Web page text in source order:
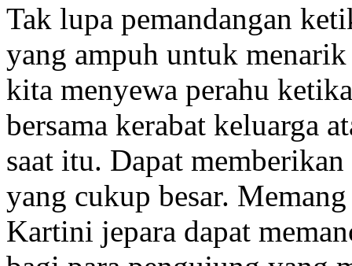
Tak lupa pemandangan
yang ampuh untuk
kita menyewa perahu
bersama kerabat keluarga
saat itu. Dapat
yang cukup besar.
Kartini jepara dapat